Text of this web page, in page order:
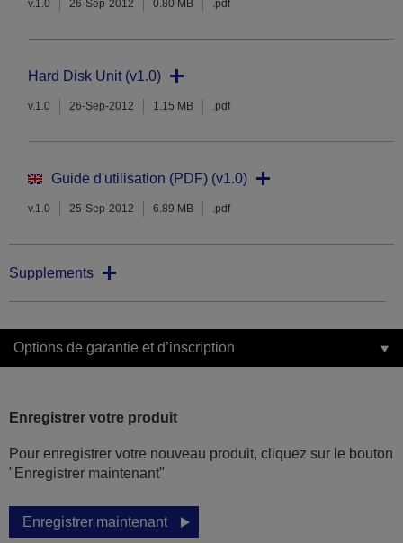
v.1.0 26-Sep-2012 0.80 MB .pdf
Hard Disk Unit (v1.0)
v.1.0 26-Sep-2012 1.15 MB .pdf
Guide d'utilisation (PDF) (v1.0)
v.1.0 25-Sep-2012 6.89 MB .pdf
Supplements
Options de garantie et d’inscription
Enregistrer votre produit
Pour enregistrer votre nouveau produit, cliquez sur le bouton
"Enregistrer maintenant"
Enregistrer maintenant